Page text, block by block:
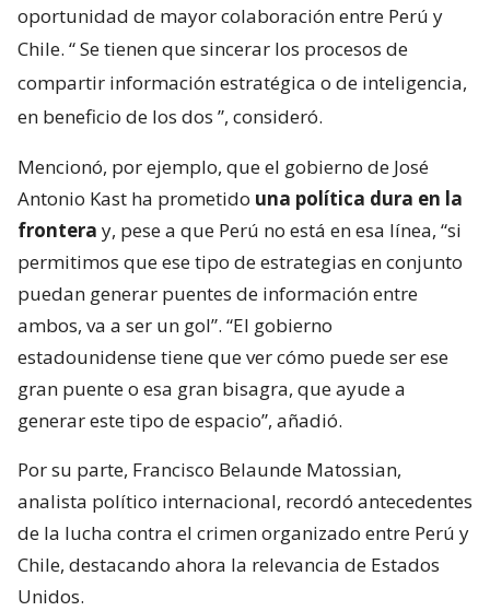
oportunidad de mayor colaboración entre Perú y
Chile. “Se tienen que sincerar los procesos de
compartir información estratégica o de inteligencia,
en beneficio de los dos ”, consideró.
Mencionó, por ejemplo, que el gobierno de José
Antonio Kast ha prometido una política dura en la
frontera y, pese a que Perú no está en esa línea, “si
permitimos que ese tipo de estrategias en conjunto
puedan generar puentes de información entre
ambos, va a ser un gol”. “El gobierno
estadounidense tiene que ver cómo puede ser ese
gran puente o esa gran bisagra, que ayude a
generar este tipo de espacio”, añadió.
Por su parte, Francisco Belaunde Matossian,
analista político internacional, recordó antecedentes
de la lucha contra el crimen organizado entre Perú y
Chile, destacando ahora la relevancia de Estados
Unidos.